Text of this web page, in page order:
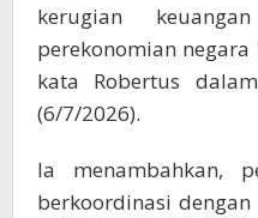
kerugian
perekonomian
kata Robertus
(6/7/2026).
Ia menambahkan,
berkoordinasi